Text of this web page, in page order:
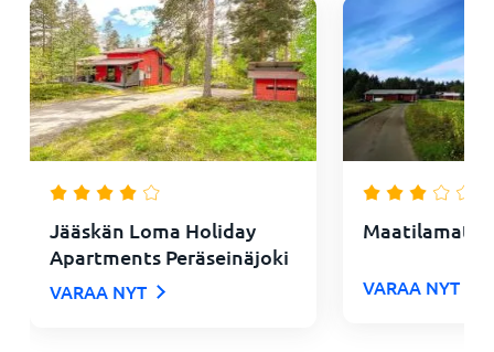
Jääskän Loma Holiday
Apartments Peräseinäjoki
VARAA NYT VARAA NYT